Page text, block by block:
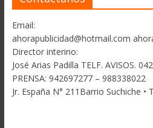
Email:
ahorapublicidad@hotmail.com
Director interino:
José Arias Padilla TELF. AVISOS.
PRENSA: 942697277 – 988338022
Jr. España N° 211Barrio Suchiche •